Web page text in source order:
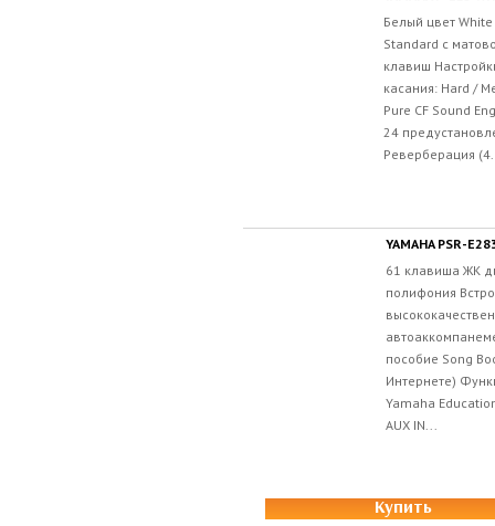
Белый цвет
Standard с
клавиш
касания: Hard /
Pure CF Sound
24
Реверберация
YAMAHA PSR-
61 клавиша ЖК
полифония
пособие Song
Интернете)
Yamaha
AUX IN...
Купить